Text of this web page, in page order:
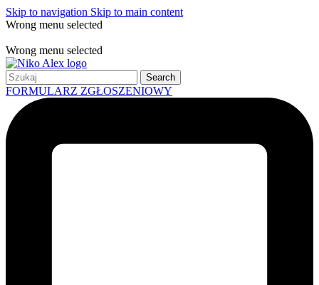
Skip to navigation Skip to main content
Wrong menu selected
Wrong menu selected
Search
FORMULARZ ZGŁOSZENIOWY